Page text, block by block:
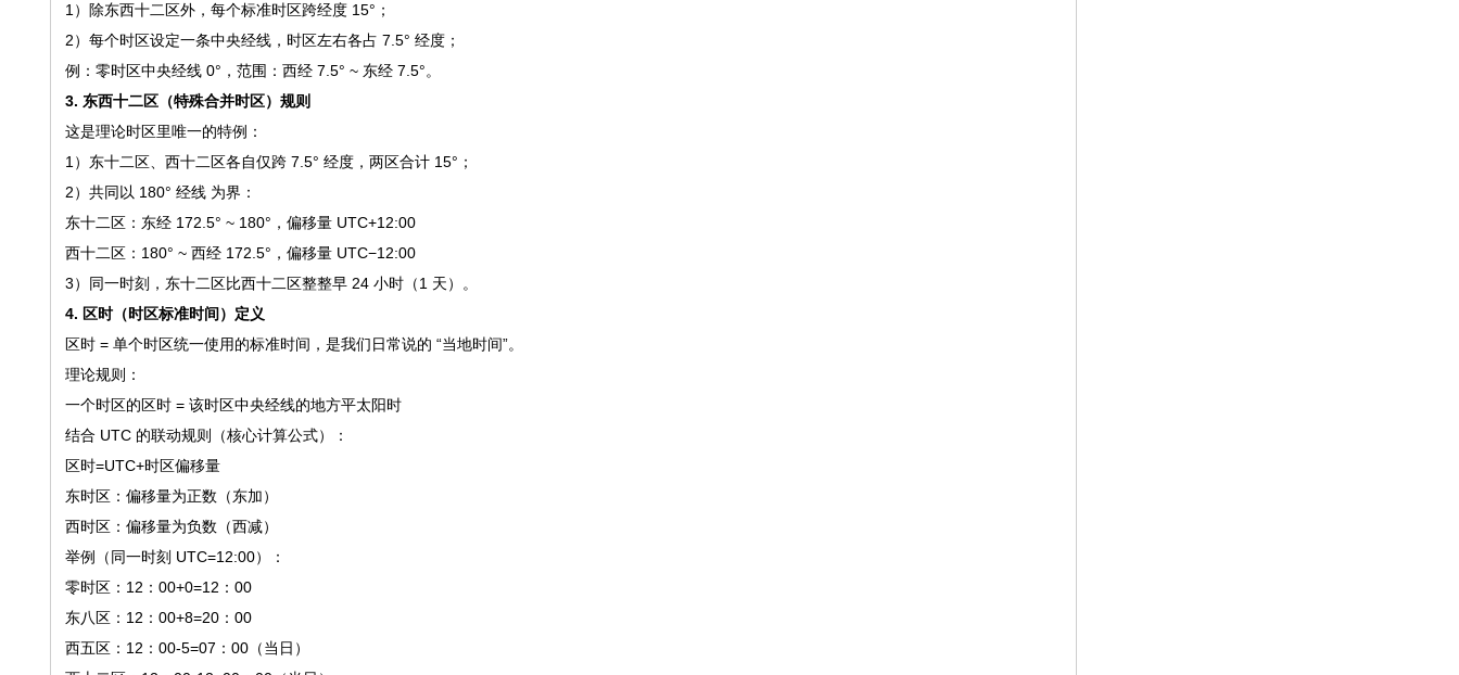
1）除东西十二区外，每个标准时区跨经度 15°；
2）每个时区设定一条中央经线，时区左右各占 7.5° 经度；
例：零时区中央经线 0°，范围：西经 7.5° ~ 东经 7.5°。
3. 东西十二区（特殊合并时区）规则
这是理论时区里唯一的特例：
1）东十二区、西十二区各自仅跨 7.5° 经度，两区合计 15°；
2）共同以 180° 经线 为界：
东十二区：东经 172.5° ~ 180°，偏移量 UTC+12:00
西十二区：180° ~ 西经 172.5°，偏移量 UTC−12:00
3）同一时刻，东十二区比西十二区整整早 24 小时（1 天）。
4. 区时（时区标准时间）定义
区时 = 单个时区统一使用的标准时间，是我们日常说的 “当地时间”。
理论规则：
一个时区的区时 = 该时区中央经线的地方平太阳时
结合 UTC 的联动规则（核心计算公式）：
区时=UTC+时区偏移量
东时区：偏移量为正数（东加）
西时区：偏移量为负数（西减）
举例（同一时刻 UTC=12:00）：
零时区：12：00+0=12：00
东八区：12：00+8=20：00
西五区：12：00-5=07：00（当日）